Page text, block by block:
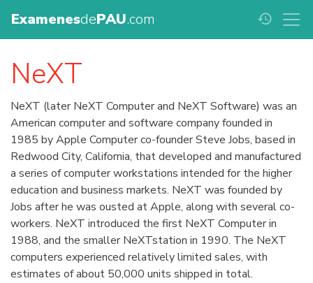
ExamenesdePAU.com history
NeXT
NeXT (later NeXT Computer and NeXT Software) was an
American computer and software company founded in
1985 by Apple Computer co-founder Steve Jobs, based in
Redwood City, California, that developed and manufactured
a series of computer workstations intended for the higher
education and business markets. NeXT was founded by
Jobs after he was ousted at Apple, along with several co-
workers. NeXT introduced the first NeXT Computer in
1988, and the smaller NeXTstation in 1990. The NeXT
computers experienced relatively limited sales, with
estimates of about 50,000 units shipped in total.